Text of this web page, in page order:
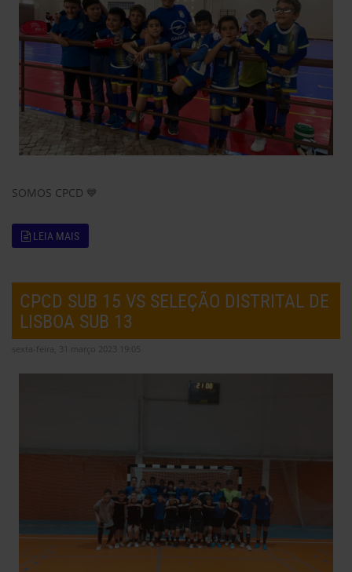
SOMOS CPCD 💙
LEIA MAIS
CPCD SUB 15 VS SELEÇÃO DISTRITAL DE
LISBOA SUB 13
sexta-feira, 31 março 2023 19:05